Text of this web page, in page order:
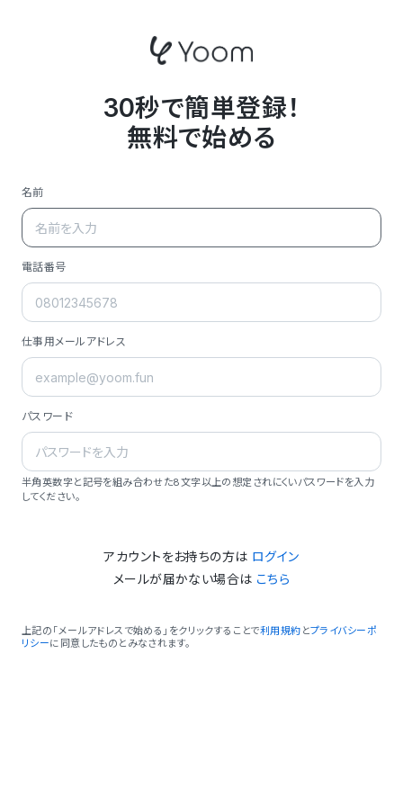
30秒で簡単登録！
無料で始める
名前
電話番号
仕事用メールアドレス
パスワード
半角英数字と記号を組み合わせた8文字以上の想定されにくいパスワードを入力
してください。
アカウントをお持ちの方は ログイン
メールが届かない場合は こちら
上記の「メールアドレスで始める」をクリックすることで利用規約 とプライバシーポ
リシーに同意したものとみなされます。